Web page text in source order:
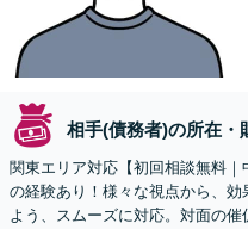
相手(債務者)の所在・
関東エリア対応【初回相談無料
の経験あり！様々な視点から、
よう、スムーズに対応。対面の